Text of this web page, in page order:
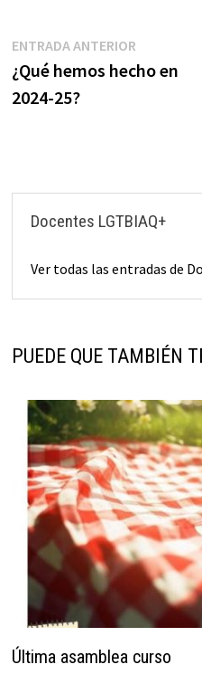
Navegación
de
ENTRADA ANTERIOREntrada
anterior:
¿Qué hemos hecho en
2024-25?
Docentes LGTBIAQ+
Ver todas las entradas de
PUEDE QUE TAMBIÉN
Última asamblea curso